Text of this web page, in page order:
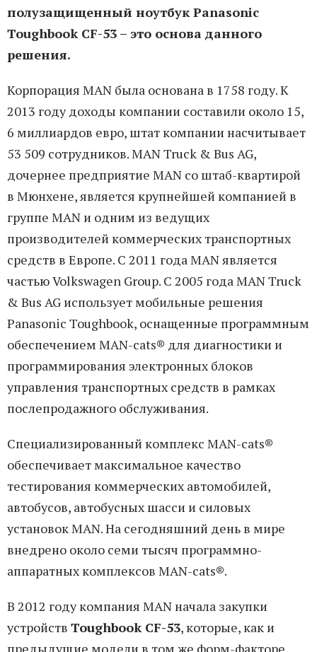
полузащищенный ноутбук Panasonic
Toughbook CF-53 – это основа данного
решения.
Корпорация MAN была основана в 1758 году. К
2013 году доходы компании составили около 15,
6 миллиардов евро, штат компании насчитывает
53 509 сотрудников. MAN Truck & Bus AG,
дочернее предприятие MAN со штаб-квартирой
в Мюнхене, является крупнейшей компанией в
группе MAN и одним из ведущих
производителей коммерческих транспортных
средств в Европе. С 2011 года MAN является
частью Volkswagen Group. С 2005 года MAN Truck
& Bus AG использует мобильные решения
Panasonic Toughbook, оснащенные программным
обеспечением MAN-cats® для диагностики и
программирования электронных блоков
управления транспортных средств в рамках
послепродажного обслуживания.
Специализированный комплекс MAN-cats®
обеспечивает максимальное качество
тестирования коммерческих автомобилей,
автобусов, автобусных шасси и силовых
установок MAN. На сегодняшний день в мире
внедрено около семи тысяч программно-
аппаратных комплексов MAN-cats®.
В 2012 году компания MAN начала закупки
устройств Toughbook CF-53, которые, как и
предыдущие модели в том же форм-факторе